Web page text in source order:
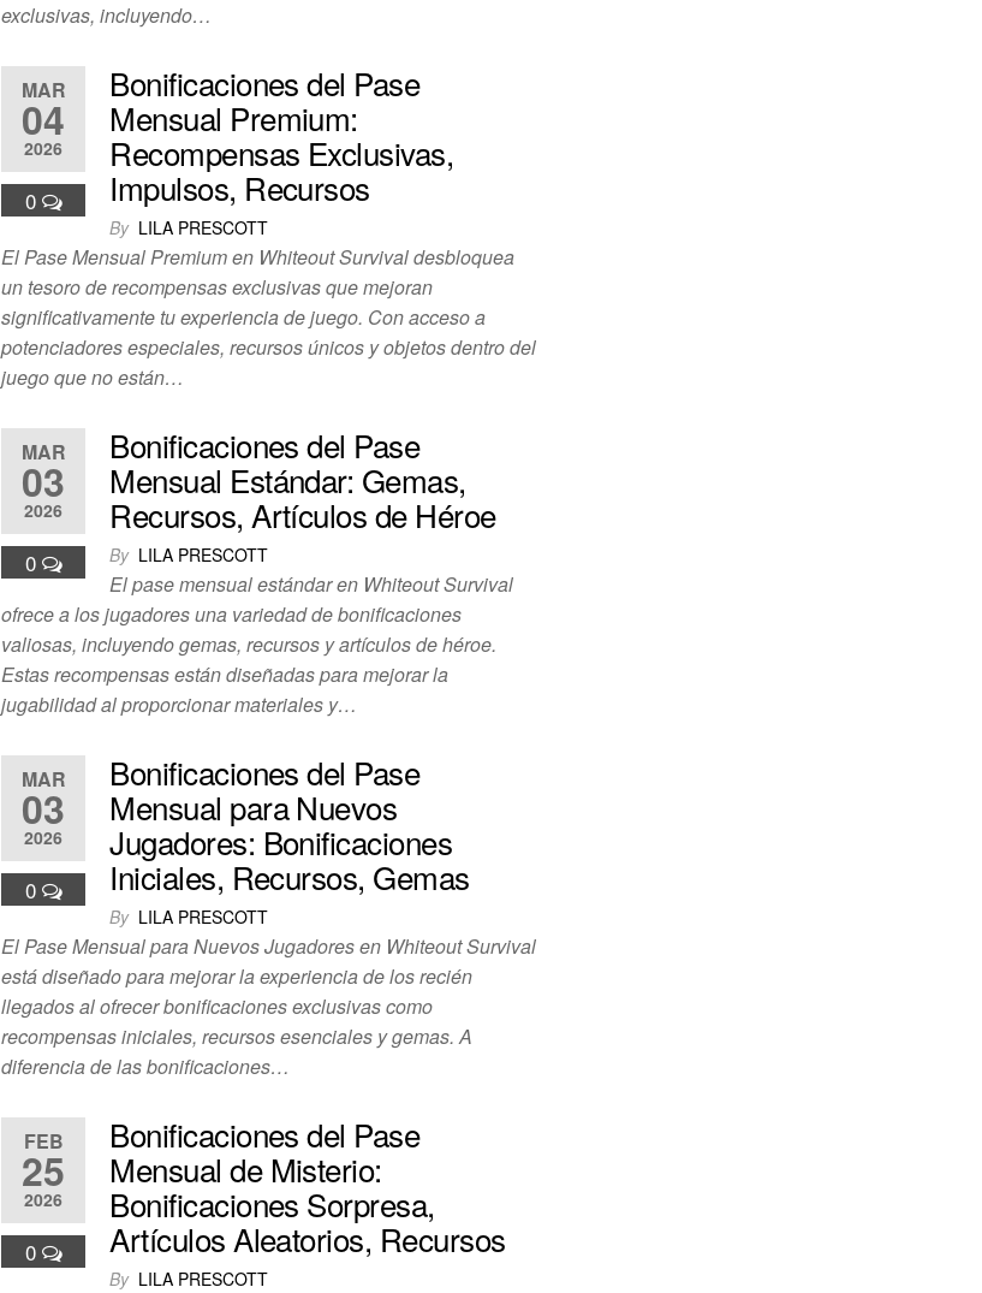
exclusivas, incluyendo…
MAR
04
2026
0
Bonificaciones del Pase
Mensual Premium:
Recompensas Exclusivas,
Impulsos, Recursos
By LILA PRESCOTT
El Pase Mensual Premium en Whiteout Survival desbloquea
un tesoro de recompensas exclusivas que mejoran
significativamente tu experiencia de juego. Con acceso a
potenciadores especiales, recursos únicos y objetos dentro del
juego que no están…
MAR
03
2026
0
Bonificaciones del Pase
Mensual Estándar: Gemas,
Recursos, Artículos de Héroe
By LILA PRESCOTT
El pase mensual estándar en Whiteout Survival
ofrece a los jugadores una variedad de bonificaciones
valiosas, incluyendo gemas, recursos y artículos de héroe.
Estas recompensas están diseñadas para mejorar la
jugabilidad al proporcionar materiales y…
MAR
03
2026
0
Bonificaciones del Pase
Mensual para Nuevos
Jugadores: Bonificaciones
Iniciales, Recursos, Gemas
By LILA PRESCOTT
El Pase Mensual para Nuevos Jugadores en Whiteout Survival
está diseñado para mejorar la experiencia de los recién
llegados al ofrecer bonificaciones exclusivas como
recompensas iniciales, recursos esenciales y gemas. A
diferencia de las bonificaciones…
FEB
25
2026
0
Bonificaciones del Pase
Mensual de Misterio:
Bonificaciones Sorpresa,
Artículos Aleatorios, Recursos
By LILA PRESCOTT